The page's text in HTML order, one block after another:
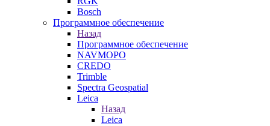
Bosch
Программное обеспечение
Назад
Программное обеспечение
NAVMOPO
CREDO
Trimble
Spectra Geospatial
Leica
Назад
Leica